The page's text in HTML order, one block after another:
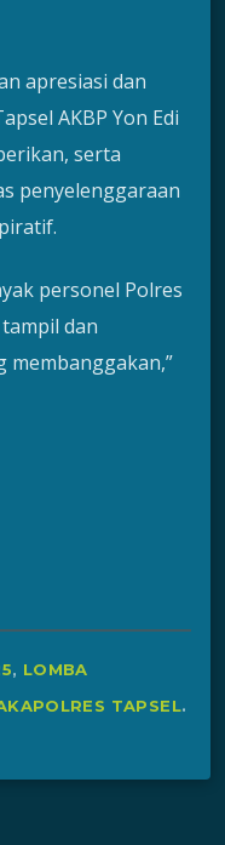
apresiasi dan
AKBP Yon Edi
serta
penyelenggaraan
personel Polres
dan
membanggakan,”
, LOMBA
TAPSEL.